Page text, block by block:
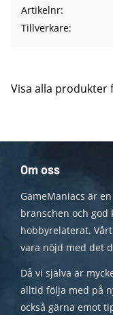
Artikelnr
Tillverkare
Visa alla produkter
Om oss
GameManiacs är
branschen och god
hobbyrelaterat.
vara nöjd med det
Då vi själva är
alltid följa med på
också gärna emot